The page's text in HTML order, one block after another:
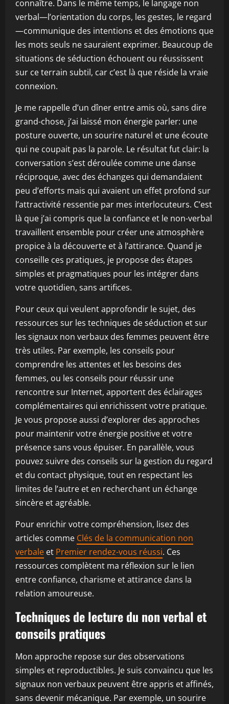
connaître. Dans le même temps, le langage non
verbal—l’orientation du corps, les gestes, le regard
—communique des intentions et des émotions que
les mots seuls ne sauraient exprimer. Beaucoup de
situations de séduction échouent ou réussissent
sur ce terrain subtil, car c’est là que réside la vraie
connexion.
Je me rappelle d’un dîner entre amis où, sans dire
grand-chose, j’ai laissé mon énergie parler: une
posture ouverte, un sourire naturel et une écoute
qui ne coupait pas la parole. Le résultat fut clair: la
conversation s’est déroulée comme une danse
réciproque, avec des échanges qui demandaient
peu d’efforts mais qui avaient un effet profond sur
l’attractivité ressentie par mes interlocuteurs. C’est
là que j’ai compris que la confiance et le non-verbal
travaillent ensemble pour créer une atmosphère
propice à la découverte et à l’attirance. Quand je
conseille ces pratiques, je propose des étapes
simples et pragmatiques pour les intégrer dans
votre quotidien, sans artifices.
Pour ceux qui veulent approfondir le sujet, des
ressources sur les techniques de séduction et sur
les signaux non verbaux des femmes peuvent être
très utiles. Par exemple, les conseils pour
comprendre les attentes et les besoins des
femmes, ou les conseils pour réussir une
rencontre sur Internet, apportent des éclairages
complémentaires qui enrichissent votre pratique.
Je vous propose aussi d’explorer des approches
pour maintenir votre énergie positive et votre
présence sans vous épuiser. En parallèle, vous
pouvez suivre des conseils sur la gestion du regard
et du contact physique, tout en respectant les
limites de l’autre et en recherchant un échange
sincère et agréable.
Pour enrichir votre compréhension, lisez des
articles comme Clés de la communication non
verbale et Premier rendez-vous réussi. Ces
ressources complètent ma réflexion sur le lien
entre confiance, charisme et attirance dans la
relation amoureuse.
Techniques de lecture du non verbal et
conseils pratiques
Mon approche repose sur des observations
simples et reproductibles. Je suis convaincu que les
signaux non verbaux peuvent être appris et affinés,
sans devenir mécanique. Par exemple, un sourire